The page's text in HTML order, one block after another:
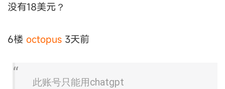
没有18美元？
6楼 octopus 3天前
此账号只能用chatgpt